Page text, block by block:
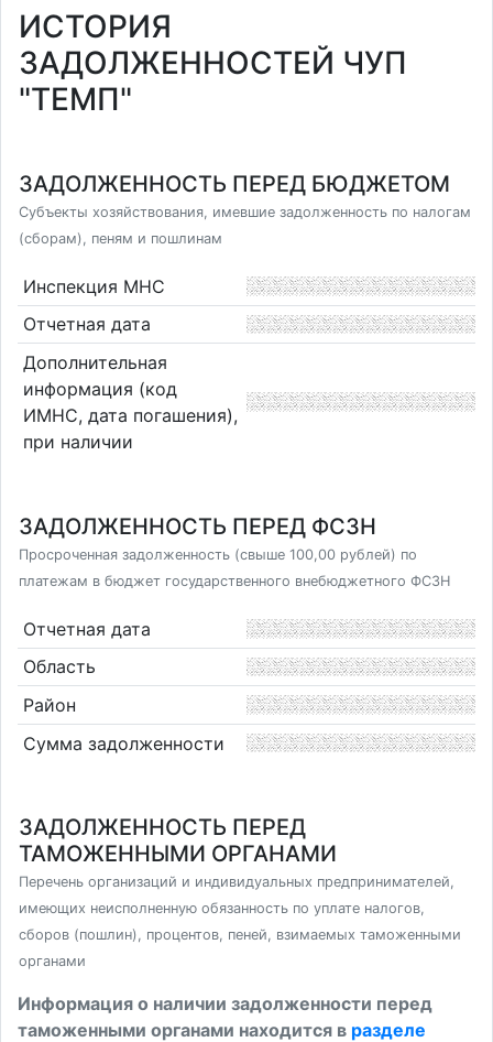
ИСТОРИЯ
ЗАДОЛЖЕННОСТЕЙ ЧУП
"ТЕМП"
ЗАДОЛЖЕННОСТЬ ПЕРЕД БЮДЖЕТОМ
Субъекты хозяйствования, имевшие задолженность по налогам
(сборам), пеням и пошлинам
Инспекция МНС
Отчетная дата
Дополнительная
информация (код
ИМНС, дата погашения),
при наличии
ЗАДОЛЖЕННОСТЬ ПЕРЕД ФСЗН
Просроченная задолженность (свыше 100,00 рублей) по
платежам в бюджет государственного внебюджетного ФСЗН
Отчетная дата
Область
Район
Сумма задолженности
ЗАДОЛЖЕННОСТЬ ПЕРЕД
ТАМОЖЕННЫМИ ОРГАНАМИ
Перечень организаций и индивидуальных предпринимателей,
имеющих неисполненную обязанность по уплате налогов,
сборов (пошлин), процентов, пеней, взимаемых таможенными
органами
Информация о наличии задолженности перед
таможенными органами находится в разделе